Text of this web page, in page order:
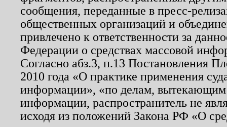
сообщения, переданные в пресс-
общественных организаций и
привлечено к ответственности за
Федерации о средствах массовой
Согласно абз.3, п.13 Постановления
2010 года «О практике применения
информации», «по делам, вытекающим
информации, распространитель не
исходя из положений Закона РФ «О